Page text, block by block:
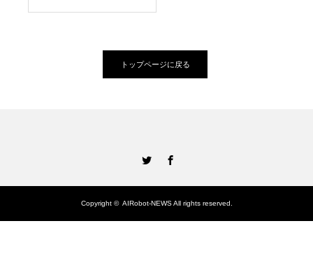
トップページに戻る
Copyright © AIRobot-NEWSAll rights reserved.